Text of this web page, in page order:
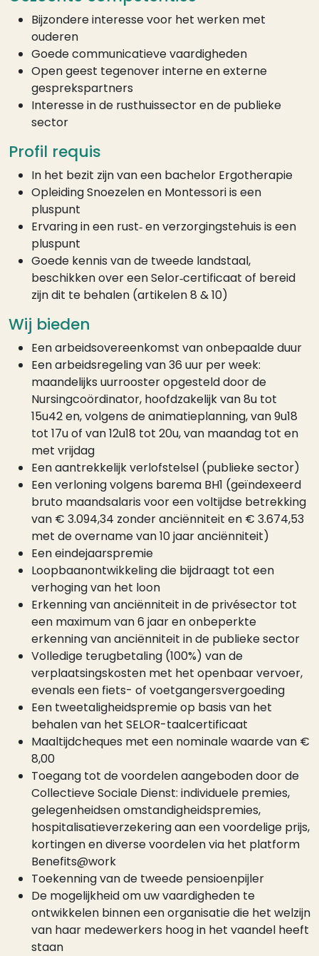
Bijzondere interesse voor het werken met
ouderen
Goede communicatieve vaardigheden
Open geest tegenover interne en externe
gesprekspartners
Interesse in de rusthuissector en de publieke
sector
Profil requis
In het bezit zijn van een bachelor Ergotherapie
Opleiding Snoezelen en Montessori is een
pluspunt
Ervaring in een rust‑ en verzorgingstehuis is een
pluspunt
Goede kennis van de tweede landstaal,
beschikken over een Selor‑certificaat of bereid
zijn dit te behalen (artikelen 8 & 10)
Wij bieden
Een arbeidsovereenkomst van onbepaalde duur
Een arbeidsregeling van 36 uur per week:
maandelijks uurrooster opgesteld door de
Nursingcoördinator, hoofdzakelijk van 8u tot
15u42 en, volgens de animatieplanning, van 9u18
tot 17u of van 12u18 tot 20u, van maandag tot en
met vrijdag
Een aantrekkelijk verlofstelsel (publieke sector)
Een verloning volgens barema BH1 (geïndexeerd
bruto maandsalaris voor een voltijdse betrekking
van € 3.094,34 zonder anciënniteit en € 3.674,53
met de overname van 10 jaar anciënniteit)
Een eindejaarspremie
Loopbaanontwikkeling die bijdraagt tot een
verhoging van het loon
Erkenning van anciënniteit in de privésector tot
een maximum van 6 jaar en onbeperkte
erkenning van anciënniteit in de publieke sector
Volledige terugbetaling (100%) van de
verplaatsingskosten met het openbaar vervoer,
evenals een fiets- of voetgangersvergoeding
Een tweetaligheidspremie op basis van het
behalen van het SELOR-taalcertificaat
Maaltijdcheques met een nominale waarde van €
8,00
Toegang tot de voordelen aangeboden door de
Collectieve Sociale Dienst: individuele premies,
gelegenheidsen omstandigheidspremies,
hospitalisatieverzekering aan een voordelige prijs,
kortingen en diverse voordelen via het platform
Benefits@work
Toekenning van de tweede pensioenpijler
De mogelijkheid om uw vaardigheden te
ontwikkelen binnen een organisatie die het welzijn
van haar medewerkers hoog in het vaandel heeft
staan